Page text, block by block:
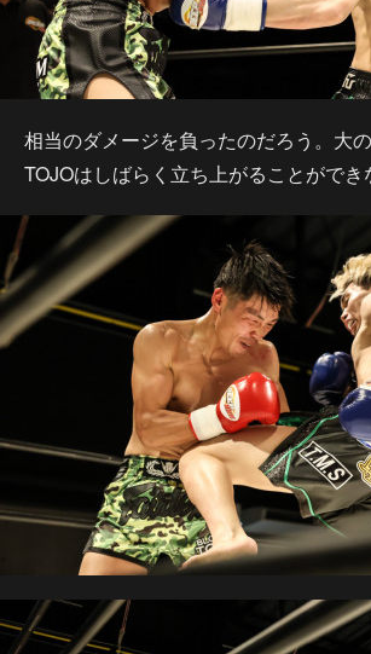
相当のダメージを負ったのだろう。大
TOJOはしばらく立ち上がることができ